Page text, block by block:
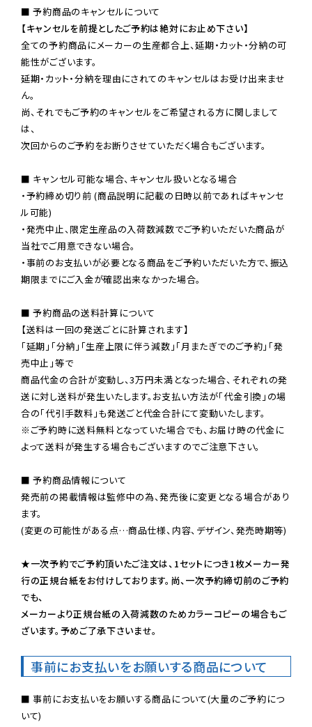
【キャンセルを前提としたご予約は絶対にお止め下さい】
全ての予約商品にメーカーの生産都合上、延期・カット・分納の可
能性がございます。
延期・カット・分納を理由にされてのキャンセルはお受け出来ませ
ん。
尚、それでもご予約のキャンセルをご希望される方に関しまして
は、
次回からのご予約をお断りさせていただく場合もございます。
■ キャンセル可能な場合、キャンセル扱いとなる場合
・予約締め切り前 (商品説明に記載の日時以前であればキャンセ
ル可能)
・発売中止、限定生産品の入荷数減数でご予約いただいた商品が
当社でご用意できない場合。
・事前のお支払いが必要となる商品をご予約いただいた方で、振込
期限までにご入金が確認出来なかった場合。
■ 予約商品の送料計算について
【送料は一回の発送ごとに計算されます】
「延期」「分納」「生産上限に伴う減数」「月またぎでのご予約」「発
売中止」等で
商品代金の合計が変動し、3万円未満となった場合、それぞれの発
送に対し送料が発生いたします。お支払い方法が「代金引換」の場
※ご予約時に送料無料となっていた場合でも、お届け時の代金に
よって送料が発生する場合もございますのでご注意下さい。
■ 予約商品情報について
発売前の掲載情報は監修中の為、発売後に変更となる場合があり
ます。
(変更の可能性がある点…商品仕様、内容、デザイン、発売時期等)
★一次予約でご予約頂いたご注文は、1セットにつき1枚メーカー発
行の正規台紙をお付けしております。尚、一次予約締切前のご予約
でも、
メーカーより正規台紙の入荷減数のためカラーコピーの場合もご
ざいます。予めご了承下さいませ。
事前にお支払いをお願いする商品について
■ 事前にお支払いをお願いする商品について(大量のご予約につ
いて)